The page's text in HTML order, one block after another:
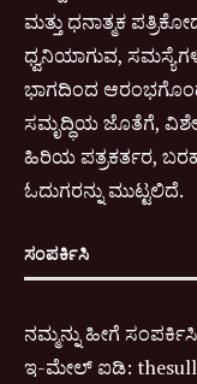
ಮತ್ತು ಧನಾತ್ಮಕ
ಧ್ವನಿಯಾಗುವ,
ಭಾಗದಿಂದ
ಸಮೃದ್ಧಿಯ ಜೊತೆಗೆ,
ಹಿರಿಯ ಪತ್ರಕರ್ತರ,
ಓದುಗರನ್ನು ಮುಟ್ಟಲಿದೆ.
ಸಂಪರ್ಕಿಸಿ
ನಮ್ಮನ್ನು ಹೀಗೆ
ಇ-ಮೇಲ್ ಐಡಿ: